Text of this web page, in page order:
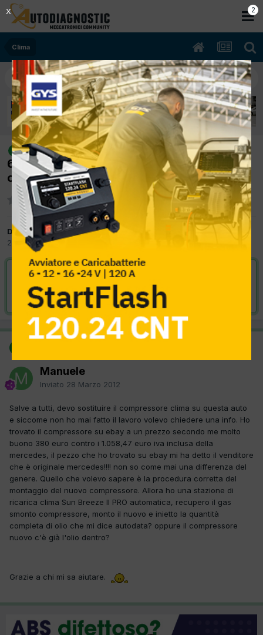
Clima
risolto
[E270 CDI (w210) 06/2000 2658cc
612961 125Kw Diesel] Sostituzione
compressore Clima
Da Manuele
28 Marzo 2012in
VAI ALLA SOLUZIONE
Risolta da Manuele,28 Marzo 2012
Manuele
Inviato 28 Marzo 2012
Salve a tutti, devo sostituire il compressore clima su questa auto
e siccome non ho mai fatto il lavoro volevo chiedere una info. Ho
trovato il compressore su ebay a un prezzo secondo me molto
buono 380 euro contro i 1.058,47 euro iva inclusa della
mercedes, il pezzo che ho trovato su ebay mi ha detto il venditore
che è originale mercedes!!!! non so come mai una differenza del
genere. Quello che volevo sapere è la procedura corretta del
montaggio del nuovo compressore. Allora ho una stazione di
ricarica clima Sun Breeze II PRO automatica, recupero il gas
smonto compressore, monto il nuovo e inietto la quantità
completa di olio che mi dice autodata? oppure il compressore
nuovo c'è già l'olio dentro?
Grazie a chi mi sa aiutare.
2
X